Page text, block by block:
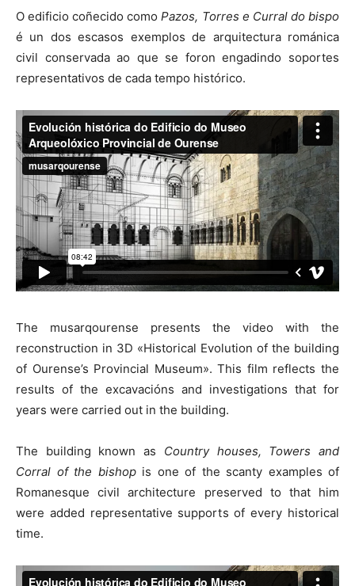
O edificio coñecido comoPazos, Torres e Curral do bispo
é un dos escasos exemplos de arquitectura románica
civil conservada ao que se foron engadindo soportes
representativos de cada tempo histórico.
The musarqourense presents the video with the
reconstruction in 3D «Historical Evolution of the building
of Ourense’s Provincial Museum». This film reflects the
results of the excavacións and investigations that for
years were carried out in the building.
The building known as Country houses, Towers and
Corral of the bishopis one of the scanty examples of
Romanesque civil architecture preserved to that him
were added representative supports of every historical
time.